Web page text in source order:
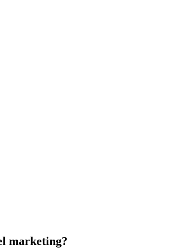
marketing?